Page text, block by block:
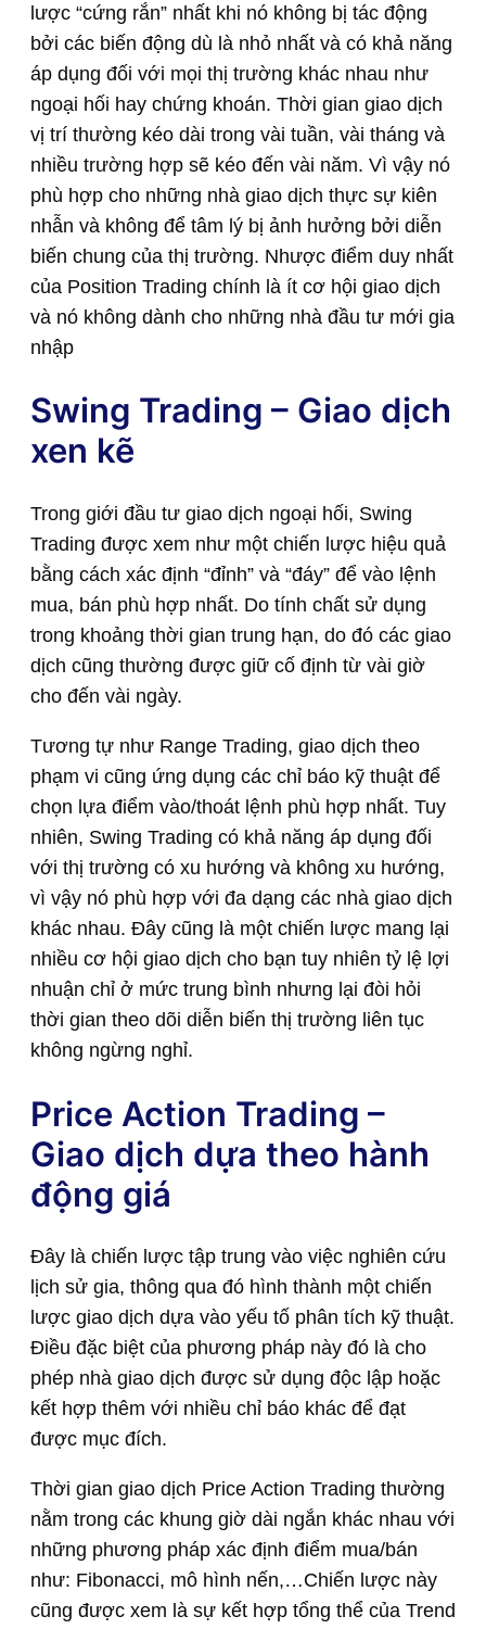
lược “cứng rắn” nhất khi nó không bị tác động
bởi các biến động dù là nhỏ nhất và có khả năng
áp dụng đối với mọi thị trường khác nhau như
ngoại hối hay chứng khoán. Thời gian giao dịch
vị trí thường kéo dài trong vài tuần, vài tháng và
nhiều trường hợp sẽ kéo đến vài năm. Vì vậy nó
phù hợp cho những nhà giao dịch thực sự kiên
nhẫn và không để tâm lý bị ảnh hưởng bởi diễn
biến chung của thị trường. Nhược điểm duy nhất
của Position Trading chính là ít cơ hội giao dịch
và nó không dành cho những nhà đầu tư mới gia
nhập
Swing Trading – Giao dịch
xen kẽ
Trong giới đầu tư giao dịch ngoại hối, Swing
Trading được xem như một chiến lược hiệu quả
bằng cách xác định “đỉnh” và “đáy” để vào lệnh
mua, bán phù hợp nhất. Do tính chất sử dụng
trong khoảng thời gian trung hạn, do đó các giao
dịch cũng thường được giữ cố định từ vài giờ
cho đến vài ngày.
Tương tự như Range Trading, giao dịch theo
phạm vi cũng ứng dụng các chỉ báo kỹ thuật để
chọn lựa điểm vào/thoát lệnh phù hợp nhất. Tuy
nhiên, Swing Trading có khả năng áp dụng đối
với thị trường có xu hướng và không xu hướng,
vì vậy nó phù hợp với đa dạng các nhà giao dịch
khác nhau. Đây cũng là một chiến lược mang lại
nhiều cơ hội giao dịch cho bạn tuy nhiên tỷ lệ lợi
nhuận chỉ ở mức trung bình nhưng lại đòi hỏi
thời gian theo dõi diễn biến thị trường liên tục
không ngừng nghỉ.
Price Action Trading –
Giao dịch dựa theo hành
động giá
Đây là chiến lược tập trung vào việc nghiên cứu
lịch sử gia, thông qua đó hình thành một chiến
lược giao dịch dựa vào yếu tố phân tích kỹ thuật.
Điều đặc biệt của phương pháp này đó là cho
phép nhà giao dịch được sử dụng độc lập hoặc
kết hợp thêm với nhiều chỉ báo khác để đạt
được mục đích.
Thời gian giao dịch Price Action Trading thường
nằm trong các khung giờ dài ngắn khác nhau với
những phương pháp xác định điểm mua/bán
như: Fibonacci, mô hình nến,…Chiến lược này
cũng được xem là sự kết hợp tổng thể của Trend